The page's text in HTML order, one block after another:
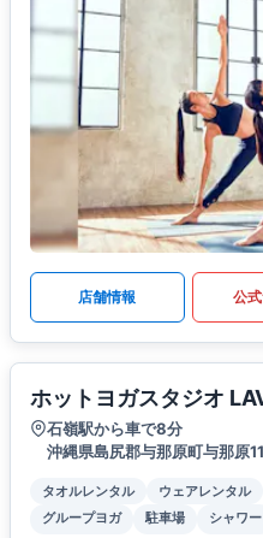
店舗情報 公
ホットヨガスタジオ
石嶺駅から車で8分
沖縄県島尻郡与那原町与那原
タオルレンタル ウェアレンタル
グループヨガ
駐車場 シャワー